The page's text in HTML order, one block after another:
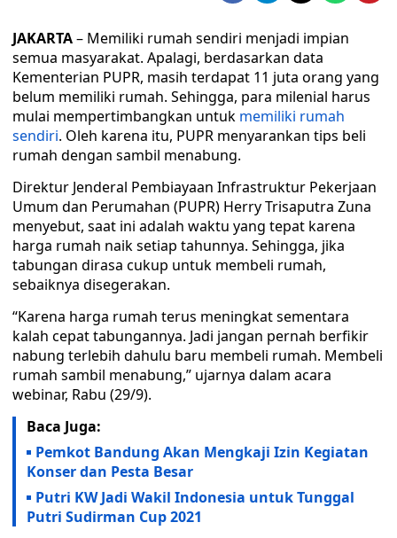
JAKARTA– Memiliki rumah sendiri menjadi impian
semua masyarakat. Apalagi, berdasarkan data
Kementerian PUPR, masih terdapat 11 juta orang yang
belum memiliki rumah. Sehingga, para milenial harus
mulai mempertimbangkan untuk memiliki rumah
sendiri. Oleh karena itu, PUPR menyarankan tips beli
rumah dengan sambil menabung.
Direktur Jenderal Pembiayaan Infrastruktur Pekerjaan
Umum dan Perumahan (PUPR) Herry Trisaputra Zuna
menyebut, saat ini adalah waktu yang tepat karena
harga rumah naik setiap tahunnya. Sehingga, jika
tabungan dirasa cukup untuk membeli rumah,
sebaiknya disegerakan.
“Karena harga rumah terus meningkat sementara
kalah cepat tabungannya. Jadi jangan pernah berfikir
nabung terlebih dahulu baru membeli rumah. Membeli
rumah sambil menabung,” ujarnya dalam acara
webinar, Rabu (29/9).
Baca Juga:
Pemkot Bandung Akan Mengkaji Izin Kegiatan
Konser dan Pesta Besar
Putri KW Jadi Wakil Indonesia untuk Tunggal
Putri Sudirman Cup 2021